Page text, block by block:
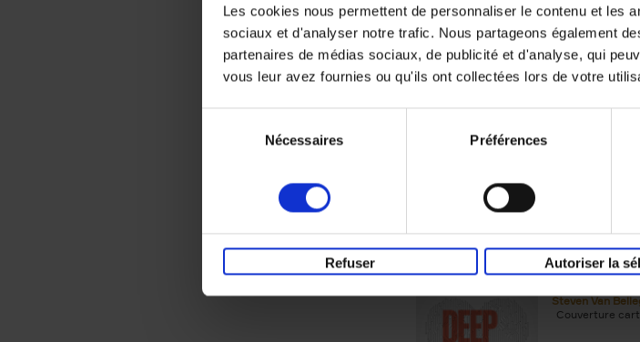
Les cookies nous permettent de personnaliser le contenu et les
sociaux et d'analyser notre trafic. Nous partageons également
partenaires de médias sociaux, de publicité et d'analyse, qui
vous leur avez fournies ou qu'ils ont collectées lors de votre
Nécessaires Préférences
Refuser Autoriser la
Digital
Deep
Steven Van
Couverture